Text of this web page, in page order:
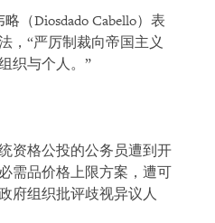
（Diosdado Cabello）表
，“严厉制裁向帝国主义
织与个人。”
资格公投的公务员遭到开
需品价格上限方案，遭可
府组织批评歧视异议人